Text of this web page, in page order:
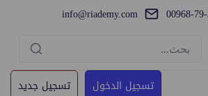
00968-
info@riademy.com
تسجيل الدخول
تسجيل جديد